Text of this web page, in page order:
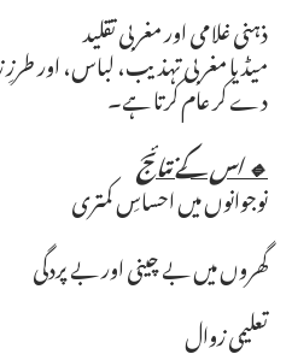
ذہنی غلامی اور مغربی تقلید
میڈیا مغربی تہذیب، لباس، اور طرزِ
دے کر عام کرتا ہے۔
🔹 اس کے نتائج
نوجوانوں میں احساسِ کمتری
گھروں میں بے چینی اور بے پردگی
تعلیمی زوال